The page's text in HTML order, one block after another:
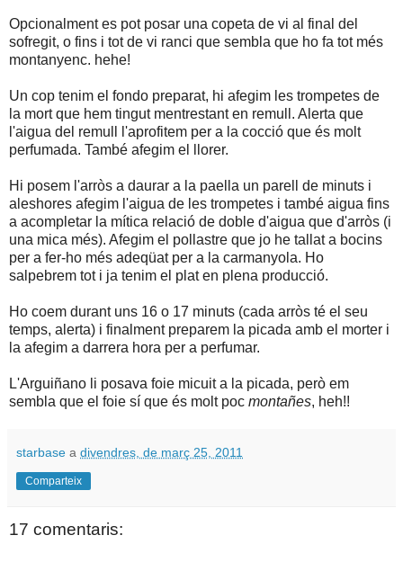
Opcionalment es pot posar una copeta de vi al final del
sofregit, o fins i tot de vi ranci que sembla que ho fa tot més
montanyenc. hehe!
Un cop tenim el fondo preparat, hi afegim les trompetes de
la mort que hem tingut mentrestant en remull. Alerta que
l'aigua del remull l'aprofitem per a la cocció que és molt
perfumada. També afegim el llorer.
Hi posem l'arròs a daurar a la paella un parell de minuts i
aleshores afegim l'aigua de les trompetes i també aigua fins
a acompletar la mítica relació de doble d'aigua que d'arròs (i
una mica més). Afegim el pollastre que jo he tallat a bocins
per a fer-ho més adeqüat per a la carmanyola. Ho
salpebrem tot i ja tenim el plat en plena producció.
Ho coem durant uns 16 o 17 minuts (cada arròs té el seu
temps, alerta) i finalment preparem la picada amb el morter i
la afegim a darrera hora per a perfumar.
L'Arguiñano li posava foie micuit a la picada, però em
sembla que el foie sí que és molt poc montañes, heh!!
starbase a divendres, de març 25, 2011
Comparteix
17 comentaris: